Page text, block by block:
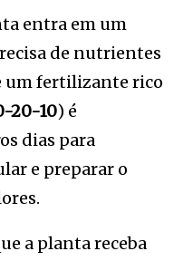
entra em um
de nutrientes
um fertilizante rico
20-10) é
dias para
e preparar o
a planta receba